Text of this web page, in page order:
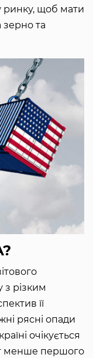
ринку, щоб мати
зерно та
з різким
її
рясні опади
очікується
менше першого